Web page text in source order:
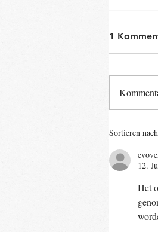
Neue
1
Sortieren
12.
Het